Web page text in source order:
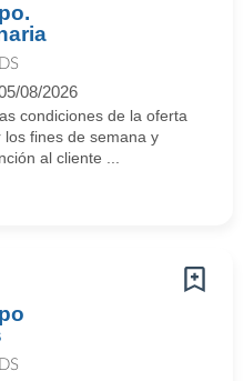
08/2026
condiciones de la oferta
fines de semana y
al cliente ...